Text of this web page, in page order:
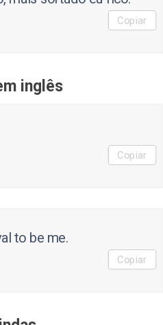
Copiar
inglês
Copiar
to be me.
Copiar